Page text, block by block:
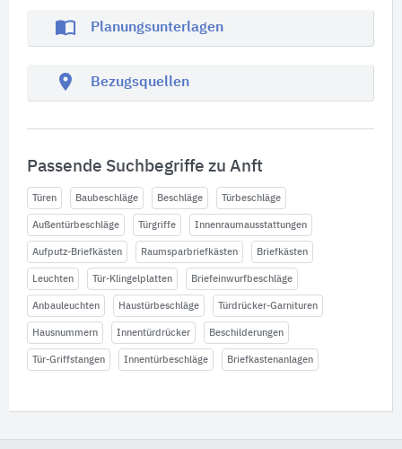
import_contacts Planungsunterlagen
location_on Bezugsquellen
Passende Suchbegriffe zu Anft
Türen Baubeschläge Beschläge Türbeschläge
Außentürbeschläge Türgriffe Innenraumausstattungen
Aufputz-Briefkästen Raumsparbriefkästen Briefkästen
Leuchten Tür-Klingelplatten Briefeinwurfbeschläge
Anbauleuchten Haustürbeschläge Türdrücker-Garnituren
Hausnummern Innentürdrücker Beschilderungen
Tür-Griffstangen Innentürbeschläge Briefkastenanlagen